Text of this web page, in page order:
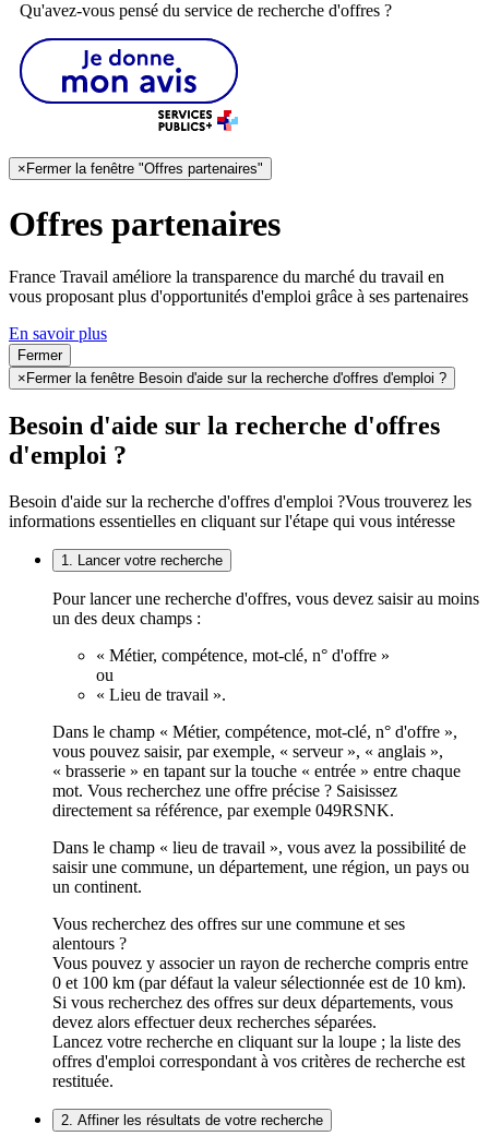
Qu'avez-vous pensé du service de recherche d'offres ?
× Fermer la fenêtre "Offres partenaires"
Offres partenaires
France Travail améliore la transparence du marché du travail en
vous proposant plus d'opportunités d'emploi grâce à ses partenaires
En savoir plus
Fermer
× Fermer la fenêtre Besoin d'aide sur la recherche d'offres d'emploi ?
Besoin d'aide sur la recherche d'offres
d'emploi ?
Besoin d'aide sur la recherche d'offres d'emploi ?Vous trouverez les
informations essentielles en cliquant sur l'étape qui vous intéresse
1. Lancer votre recherche
Pour lancer une recherche d'offres, vous devez saisir au moins
un des deux champs :
« Métier, compétence, mot-clé, n° d'offre »
ou
« Lieu de travail ».
Dans le champ « Métier, compétence, mot-clé, n° d'offre »,
vous pouvez saisir, par exemple, « serveur », « anglais »,
« brasserie » en tapant sur la touche « entrée » entre chaque
mot. Vous recherchez une offre précise ? Saisissez
directement sa référence, par exemple 049RSNK.
Dans le champ « lieu de travail », vous avez la possibilité de
saisir une commune, un département, une région, un pays ou
un continent.
Vous recherchez des offres sur une commune et ses
alentours ?
Vous pouvez y associer un rayon de recherche compris entre
0 et 100 km (par défaut la valeur sélectionnée est de 10 km).
Si vous recherchez des offres sur deux départements, vous
devez alors effectuer deux recherches séparées.
Lancez votre recherche en cliquant sur la loupe ; la liste des
offres d'emploi correspondant à vos critères de recherche est
restituée.
2. Affiner les résultats de votre recherche